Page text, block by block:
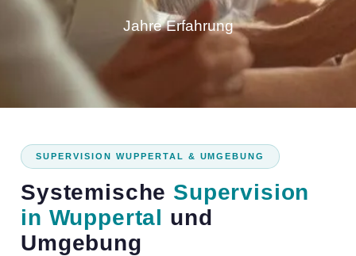
Jahre Erfahrung
SUPERVISION WUPPERTAL & UMGEBUNG
Systemische Supervision
in Wuppertal und
Umgebung